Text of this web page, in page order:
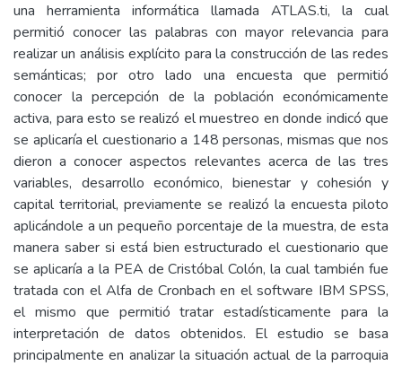
una herramienta informática llamada ATLAS.ti, la cual
permitió conocer las palabras con mayor relevancia para
realizar un análisis explícito para la construcción de las redes
semánticas; por otro lado una encuesta que permitió
conocer la percepción de la población económicamente
activa, para esto se realizó el muestreo en donde indicó que
se aplicaría el cuestionario a 148 personas, mismas que nos
dieron a conocer aspectos relevantes acerca de las tres
variables, desarrollo económico, bienestar y cohesión y
capital territorial, previamente se realizó la encuesta piloto
aplicándole a un pequeño porcentaje de la muestra, de esta
manera saber si está bien estructurado el cuestionario que
se aplicaría a la PEA de Cristóbal Colón, la cual también fue
tratada con el Alfa de Cronbach en el software IBM SPSS,
el mismo que permitió tratar estadísticamente para la
interpretación de datos obtenidos. El estudio se basa
principalmente en analizar la situación actual de la parroquia